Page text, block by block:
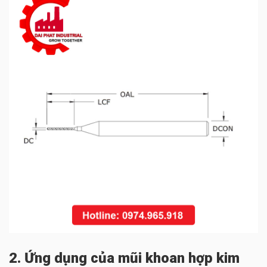
2. Ứng dụng của mũi khoan hợp kim